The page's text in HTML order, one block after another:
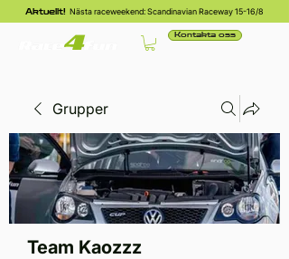
Aktuellt! Nästa raceweekend: Scandinavian Raceway 15-16/8
Kontakta oss
Grupper
Team Kaozzz